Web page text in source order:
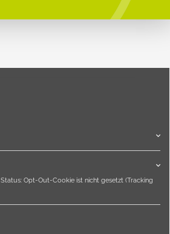
Status: Opt-Out-Cookie ist nicht gesetzt (Tracking